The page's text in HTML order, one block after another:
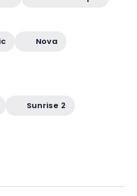
Nova
Sunrise 2